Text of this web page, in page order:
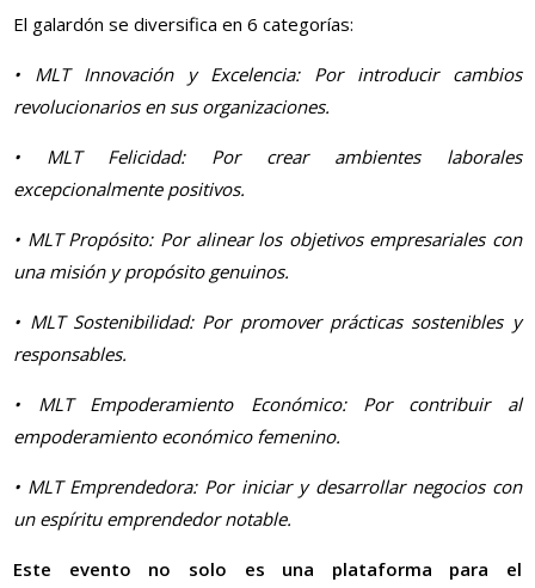
El galardón se diversifica en 6 categorías:
• MLT Innovación y Excelencia: Por introducir cambios
revolucionarios en sus organizaciones.
• MLT Felicidad: Por crear ambientes laborales
excepcionalmente positivos.
• MLT Propósito: Por alinear los objetivos empresariales con
una misión ypropósito genuinos.
• MLT Sostenibilidad: Por promover prácticas sostenibles y
responsables.
• MLT Empoderamiento Económico: Por contribuir al
empoderamiento económico femenino.
• MLT Emprendedora: Por iniciar y desarrollar negocios con
un espíritu emprendedor notable.
Este evento no solo es una plataforma para el